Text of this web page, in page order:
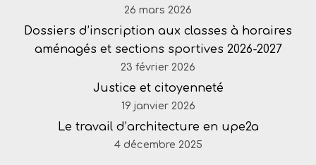
26 mars 2026
Dossiers d’inscription aux classes à horaires
aménagés et sections sportives 2026-2027
23 février 2026
Justice et citoyenneté
19 janvier 2026
Le travail d’architecture en upe2a
4 décembre 2025